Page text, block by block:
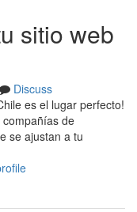
sitio web
Discuss
es el lugar perfecto!
de
se ajustan a tu